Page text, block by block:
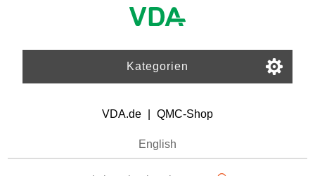
Kategorien
VDA.de QMC-Shop
English